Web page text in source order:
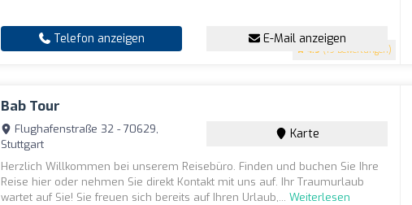
4.9 (19 Bewertungen)
Telefon anzeigen E-Mail anzeigen
Bab Tour
Flughafenstraße 32 - 70629,
Stuttgart
Karte
Herzlich Willkommen bei unserem Reisebüro. Finden und buchen Sie Ihre
Reise hier oder nehmen Sie direkt Kontakt mit uns auf. Ihr Traumurlaub
wartet auf Sie! Sie freuen sich bereits auf Ihren Urlaub,...Weiterlesen